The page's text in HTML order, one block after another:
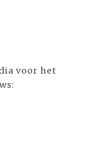
voor het